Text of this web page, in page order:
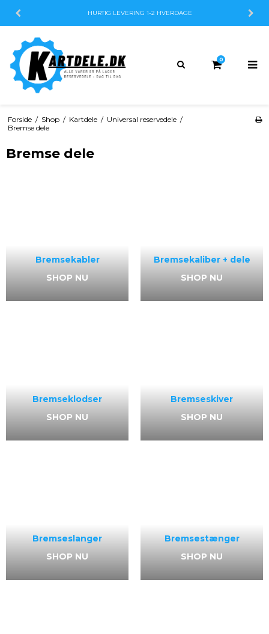
HURTIG LEVERING 1-2 HVERDAGE
0
Forside / Shop / Kartdele / Universal reservedele /
Bremse dele
Bremse dele
Bremsekabler
SHOP NU
Bremsekaliber + dele
SHOP NU
Bremseklodser
SHOP NU
Bremseskiver
SHOP NU
Bremseslanger
SHOP NU
Bremsestænger
SHOP NU